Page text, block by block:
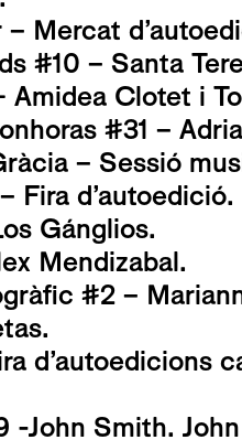
Mercat
#10 – Santa
Amidea Clotet i
#31 –
– Sessió
Fira d’autoedició.
Gánglios.
Mendizabal.
#2 –
d’autoedicions
-John Smith.